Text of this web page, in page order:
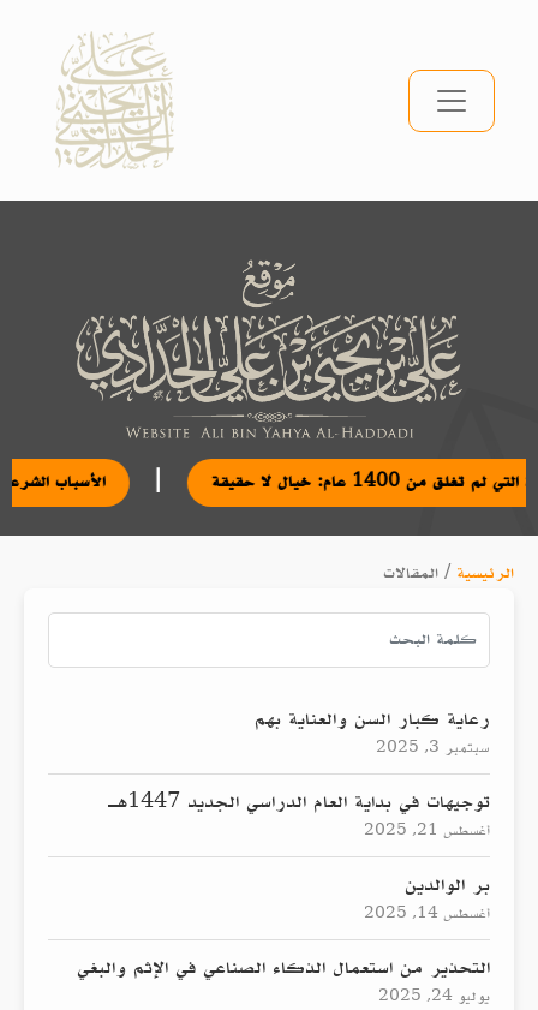
الأسباب لم تغلق من 1400 عام: خيال لا حقيقة
الرئيسية / المقالات
رعاية كبار السن والعناية بهم
سبتمبر 3, 2025
توجيهات في بداية العام الدراسي الجديد 1447هـ
أغسطس 21, 2025
بر الوالدين
أغسطس 14, 2025
التحذير من استعمال الذكاء الصناعي في الإثم والبغي
يوليو 24, 2025